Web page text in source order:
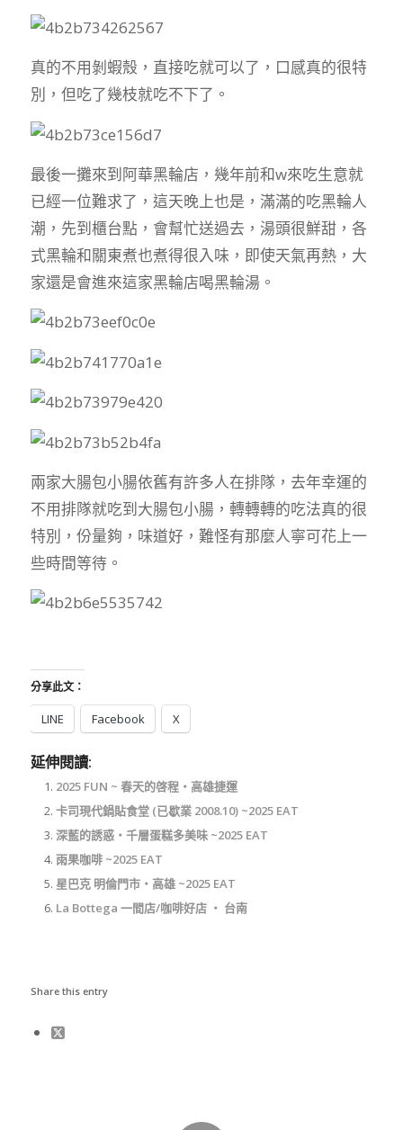
真的不用剝蝦殼，直接吃就可以了，口感真的很特
別，但吃了幾枝就吃不下了。
最後一攤來到阿華黑輪店，幾年前和w來吃生意就
已經一位難求了，這天晚上也是，滿滿的吃黑輪人
潮，先到櫃台點，會幫忙送過去，湯頭很鮮甜，各
式黑輪和關東煮也煮得很入味，即使天氣再熱，大
家還是會進來這家黑輪店喝黑輪湯。
兩家大腸包小腸依舊有許多人在排隊，去年幸運的
不用排隊就吃到大腸包小腸，轉轉轉的吃法真的很
特別，份量夠，味道好，難怪有那麼人寧可花上一
些時間等待。
分享此文：
LINE Facebook X
延伸閱讀:
2025 FUN ~ 春天的啓程‧高雄捷運
卡司現代鍋貼食堂 (已歇業 2008.10) ~2025 EAT
深藍的誘惑‧千層蛋糕多美味 ~2025 EAT
雨果咖啡 ~2025 EAT
星巴克 明倫門市‧高雄 ~2025 EAT
La Bottega 一間店/咖啡好店 ‧ 台南
Share this entry